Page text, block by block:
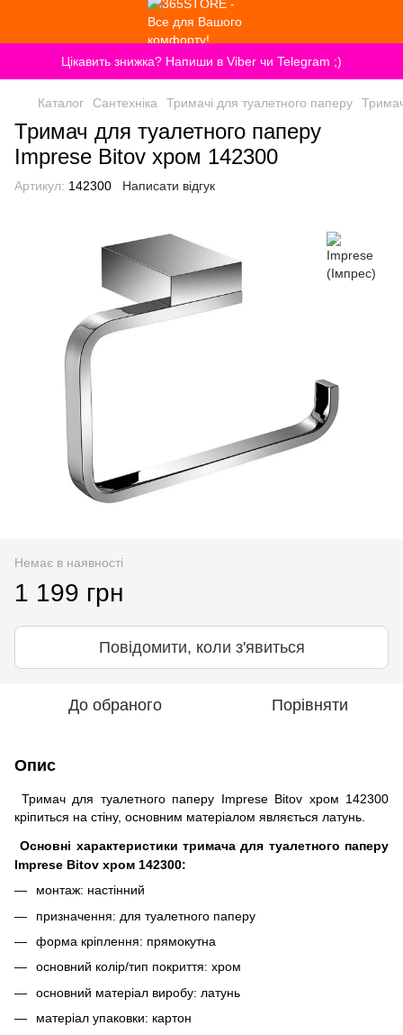
Цікавить знижка? Напиши в Viber чи Telegram ;)
Каталог Сантехніка Тримачі для туалетного паперу
Тримач для туалетного паперу
Imprese Bitov хром 142300
Артикул: 142300 Написати відгук
Немає в наявності
1 199 грн
Повідомити, коли з'явиться
До обраного Порівняти
Опис
Тримач для туалетного паперу Imprese Bitov хром 142300
кріпиться на стіну, основним матеріалом являється латунь.
Основні характеристики тримача для туалетного паперу
Imprese Bitov хром 142300:
монтаж: настінний
призначення: для туалетного паперу
форма кріплення: прямокутна
основний колір/тип покриття: хром
основний матеріал виробу: латунь
матеріал упаковки: картон